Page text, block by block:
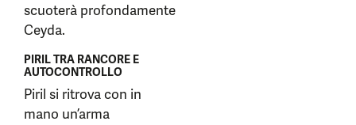
scuoterà profondamente
Ceyda.
PIRIL TRA RANCORE E
AUTOCONTROLLO
Piril si ritrova con in
mano un’arma